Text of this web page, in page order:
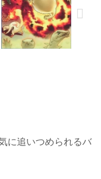
に追いつめられるバ